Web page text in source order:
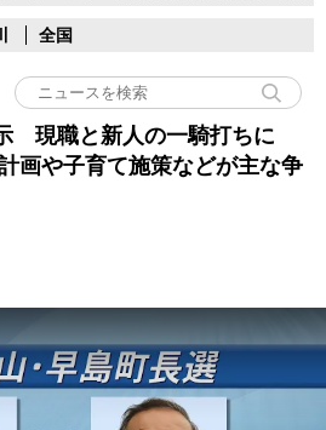
全国
現職と新人の一騎打ちに
画や子育て施策などが主な争